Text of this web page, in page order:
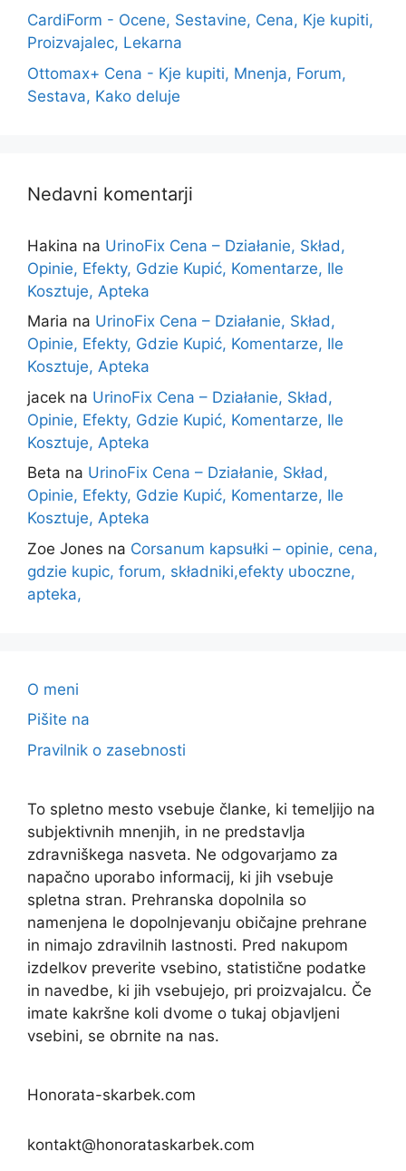
CardiForm - Ocene, Sestavine, Cena, Kje kupiti,
Proizvajalec, Lekarna
Ottomax+ Cena - Kje kupiti, Mnenja, Forum,
Sestava, Kako deluje
Nedavni komentarji
Hakina na UrinoFix Cena – Działanie, Skład,
Opinie, Efekty, Gdzie Kupić, Komentarze, Ile
Kosztuje, Apteka
Maria na UrinoFix Cena – Działanie, Skład,
Opinie, Efekty, Gdzie Kupić, Komentarze, Ile
Kosztuje, Apteka
jacek na UrinoFix Cena – Działanie, Skład,
Opinie, Efekty, Gdzie Kupić, Komentarze, Ile
Kosztuje, Apteka
Beta na UrinoFix Cena – Działanie, Skład,
Opinie, Efekty, Gdzie Kupić, Komentarze, Ile
Kosztuje, Apteka
Zoe Jones na Corsanum kapsułki – opinie, cena,
gdzie kupic, forum, składniki,efekty uboczne,
apteka,
O meni
Pišite na
Pravilnik o zasebnosti
To spletno mesto vsebuje članke, ki temeljijo na
subjektivnih mnenjih, in ne predstavlja
zdravniškega nasveta. Ne odgovarjamo za
napačno uporabo informacij, ki jih vsebuje
spletna stran. Prehranska dopolnila so
namenjena le dopolnjevanju običajne prehrane
in nimajo zdravilnih lastnosti. Pred nakupom
izdelkov preverite vsebino, statistične podatke
in navedbe, ki jih vsebujejo, pri proizvajalcu. Če
imate kakršne koli dvome o tukaj objavljeni
vsebini, se obrnite na nas.
Honorata-skarbek.com
kontakt@honorataskarbek.com